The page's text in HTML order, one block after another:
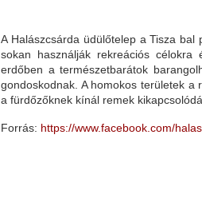
A Halászcsárda üdülőtelep a Tisza
sokan használják rekreációs
erdőben a természetbarátok
gondoskodnak. A homokos területek
a fürdőzőknek kínál remek
Forrás: https://www.facebook.com/